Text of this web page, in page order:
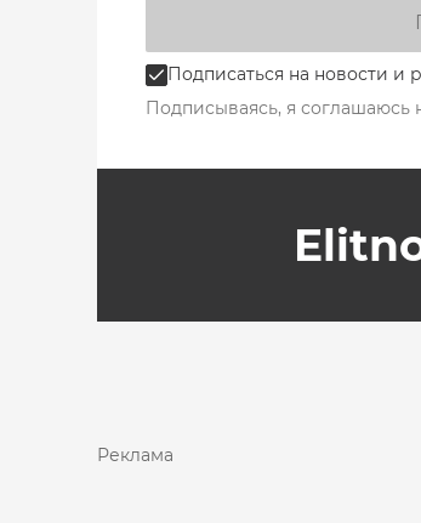
Подписаться на новости и
Подписываясь, я соглашаюсь
Реклама